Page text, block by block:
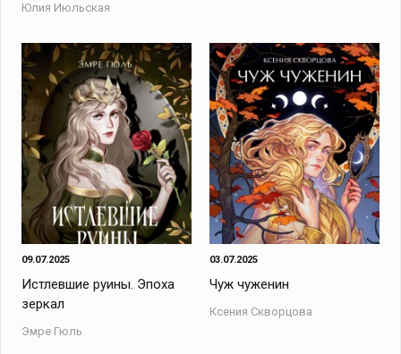
Юлия Июльская
09.07.2025
Истлевшие руины. Эпоха
зеркал
Эмре Гюль
03.07.2025
Чуж чуженин
Ксения Скворцова